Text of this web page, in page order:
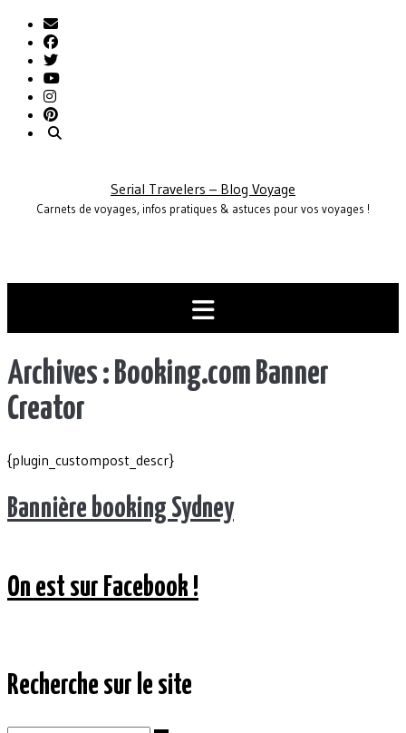
Skip
content
Serial Travelers – Blog Voyage
Carnets de voyages, infos pratiques & astuces pour vos voyages !
Archives : Booking.com Banner
Creator
{plugin_custompost_descr}
Bannière booking Sydney
On est sur Facebook !
Recherche sur le site